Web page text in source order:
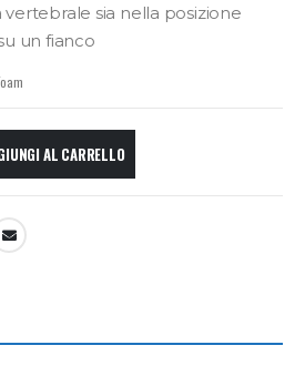
sia nella posizione
un fianco
AL CARRELLO